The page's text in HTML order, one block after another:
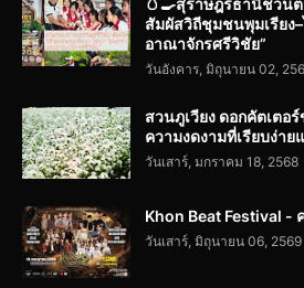
สัมผัสวิถีชุมชนพุมเรียง
อาณาจักรศรีวิชัย”
วันอังคาร, มิถุนายน 02,
สวนภูเวียง ดอกคัตเต
ความงดงามที่เรียบง่า
วันเสาร์, มกราคม 18, 2568
Khon Beat Festival -
วันเสาร์, มิถุนายน 06, 2569